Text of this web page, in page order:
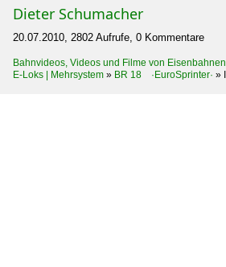
Dieter Schumacher
20.07.2010, 2802 Aufrufe, 0 Kommentare
Bahnvideos, Videos und Filme von Eisenbahnen
E-Loks | Mehrsystem » BR 18 ·EuroSprinter· »